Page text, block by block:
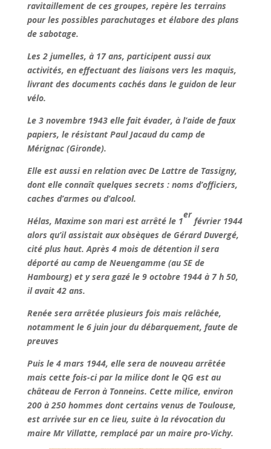
ravitaillement de ces groupes, repère les terrains
pour les possibles parachutages et élabore des plans
de sabotage.
Les 2 jumelles, à 17 ans, participent aussi aux
activités, en effectuant des liaisons vers les maquis,
livrant des documents cachés dans le guidon de leur
vélo.
Le 3 novembre 1943 elle fait évader, à l’aide de faux
papiers, le résistant Paul Jacaud du camp de
Mérignac (Gironde).
Elle est aussi en relation avec De Lattre de Tassigny,
dont elle connaît quelques secrets : noms d’officiers,
caches d’armes ou d’alcool.
Hélas, Maxime son mari est arrêté le 1
er
février 1944
alors qu’il assistait aux obsèques de Gérard Duvergé,
cité plus haut. Après 4 mois de détention il sera
déporté au camp de Neuengamme (au SE de
Hambourg) et y sera gazé le 9 octobre 1944 à 7 h 50,
il avait 42 ans.
Renée sera arrêtée plusieurs fois mais relâchée,
notamment le 6 juin jour du débarquement, faute de
preuves
Puis le 4 mars 1944, elle sera de nouveau arrêtée
mais cette fois-ci par la milice dont le QG est au
château de Ferron à Tonneins. Cette milice, environ
200 à 250 hommes dont certains venus de Toulouse,
est arrivée sur en ce lieu, suite à la révocation du
maire Mr Villatte, remplacé par un maire pro-Vichy.